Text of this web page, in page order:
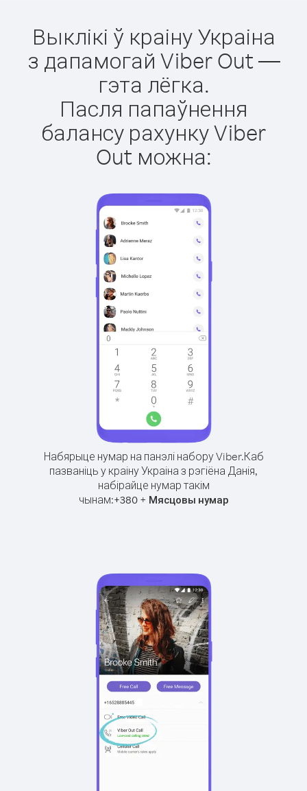
Выклікі ў краіну Украіна
з дапамогай Viber Out —
гэта лёгка.
Пасля папаўнення
балансу рахунку Viber
Out можна:
Набярыце нумар на панэлі набору Viber.Каб
пазваніць у краіну Украіна з рэгіёна Данія,
набірайце нумар такім
чынам:+380+ Мясцовы нумар